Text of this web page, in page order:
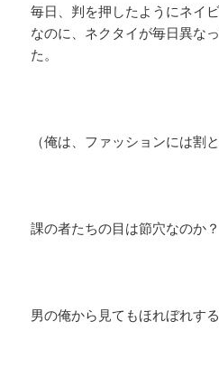
毎日、判を押したようにネイ
なのに、ネクタイが毎日異な
た。
（俺は、ファッションには割
課の者たちの目は節穴なのか？
男の俺から見てもほれぼれす